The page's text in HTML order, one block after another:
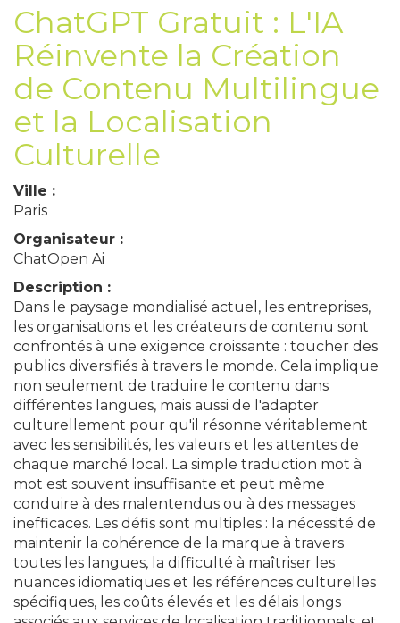
ChatGPT Gratuit : L'IA
Réinvente la Création
de Contenu Multilingue
et la Localisation
Culturelle
Ville :
Paris
Organisateur :
ChatOpen Ai
Description :
Dans le paysage mondialisé actuel, les entreprises,
les organisations et les créateurs de contenu sont
confrontés à une exigence croissante : toucher des
publics diversifiés à travers le monde. Cela implique
non seulement de traduire le contenu dans
différentes langues, mais aussi de l'adapter
culturellement pour qu'il résonne véritablement
avec les sensibilités, les valeurs et les attentes de
chaque marché local. La simple traduction mot à
mot est souvent insuffisante et peut même
conduire à des malentendus ou à des messages
inefficaces. Les défis sont multiples : la nécessité de
maintenir la cohérence de la marque à travers
toutes les langues, la difficulté à maîtriser les
nuances idiomatiques et les références culturelles
spécifiques, les coûts élevés et les délais longs